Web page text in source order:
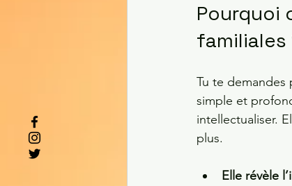
Pourquoi
familiales
Tu te
simple et
intellectualiser.
plus.
Elle révèle